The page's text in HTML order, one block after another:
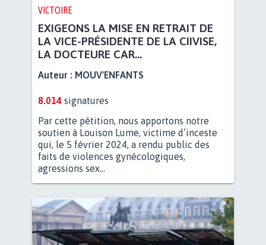
VICTOIRE
EXIGEONS LA MISE EN RETRAIT DE
LA VICE-PRÉSIDENTE DE LA CIIVISE,
LA DOCTEURE CAR...
Auteur : MOUV'ENFANTS
8.014 signatures
Par cette pétition, nous apportons notre
soutien à Louison Lume, victime d’inceste
qui, le 5 février 2024, a rendu public des
faits de violences gynécologiques,
agressions sex...